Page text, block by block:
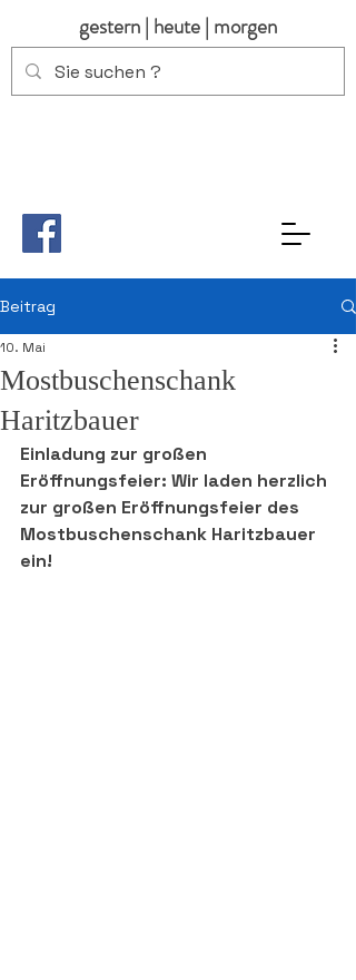
gestern | heute | morgen
Beitrag
Mostbuschenschank
Haritzbauer
10. Mai
Einladung zur großen
Eröffnungsfeier: Wir laden herzlich
zur großen Eröffnungsfeier des
Mostbuschenschank Haritzbauer
ein!